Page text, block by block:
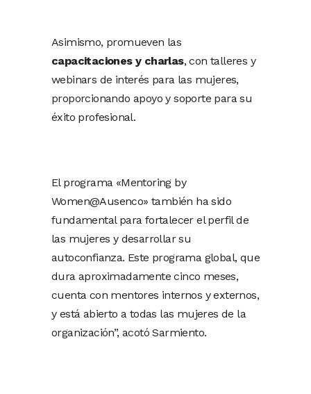
Asimismo, promueven las
capacitaciones y charlas, con talleres y
webinars de interés para las mujeres,
proporcionando apoyo y soporte para su
éxito profesional.
El programa «Mentoring by
Women@Ausenco» también ha sido
fundamental para fortalecer el perfil de
las mujeres y desarrollar su
autoconfianza. Este programa global, que
dura aproximadamente cinco meses,
cuenta con mentores internos y externos,
y está abierto a todas las mujeres de la
organización”, acotó Sarmiento.